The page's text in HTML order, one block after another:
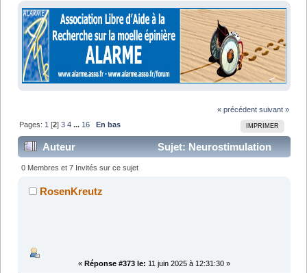
« précédent suivant »
IMPRIMER
Pages: 1 [2]3 4 ... 16 En bas
Auteur
Sujet: Neurostimulation
implantée - Pr. Grégoire Courtine (EPFL) - ONWARD
Medical (Lu 675111 fois)
0 Membres et 7 Invités sur ce sujet
RosenKreutz
« Réponse #373 le: 11 juin 2025 à 12:31:30 »